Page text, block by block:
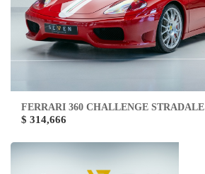
FERRARI 360 CHALLENGE STRADALE
$ 314,666